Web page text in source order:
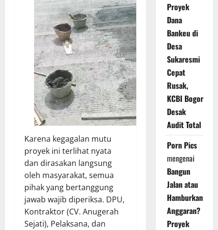
Karena kegagalan mutu
proyek ini terlihat nyata
dan dirasakan langsung
oleh masyarakat, semua
pihak yang bertanggung
jawab wajib diperiksa. DPU,
Kontraktor (CV. Anugerah
Sejati), Pelaksana, dan
Proyek
Dana
Bankeu di
Desa
Sukaresmi
Cepat
Rusak,
KCBI Bogor
Desak
Audit Total
Porn Pics
mengenai
Bangun
Jalan atau
Hamburkan
Anggaran?
Proyek